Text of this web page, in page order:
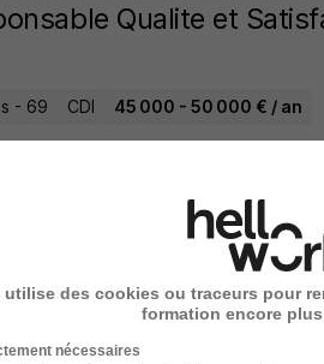
Qualite et
- 69 CDI 45 000 - 50 000 € / an
Qualité H/F
utilise des cookies ou traceurs pour
formation encore
nécessaires